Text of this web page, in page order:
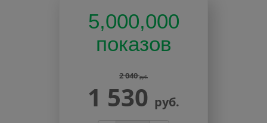
5,000,000
показов
2 040руб.
1 530 руб.